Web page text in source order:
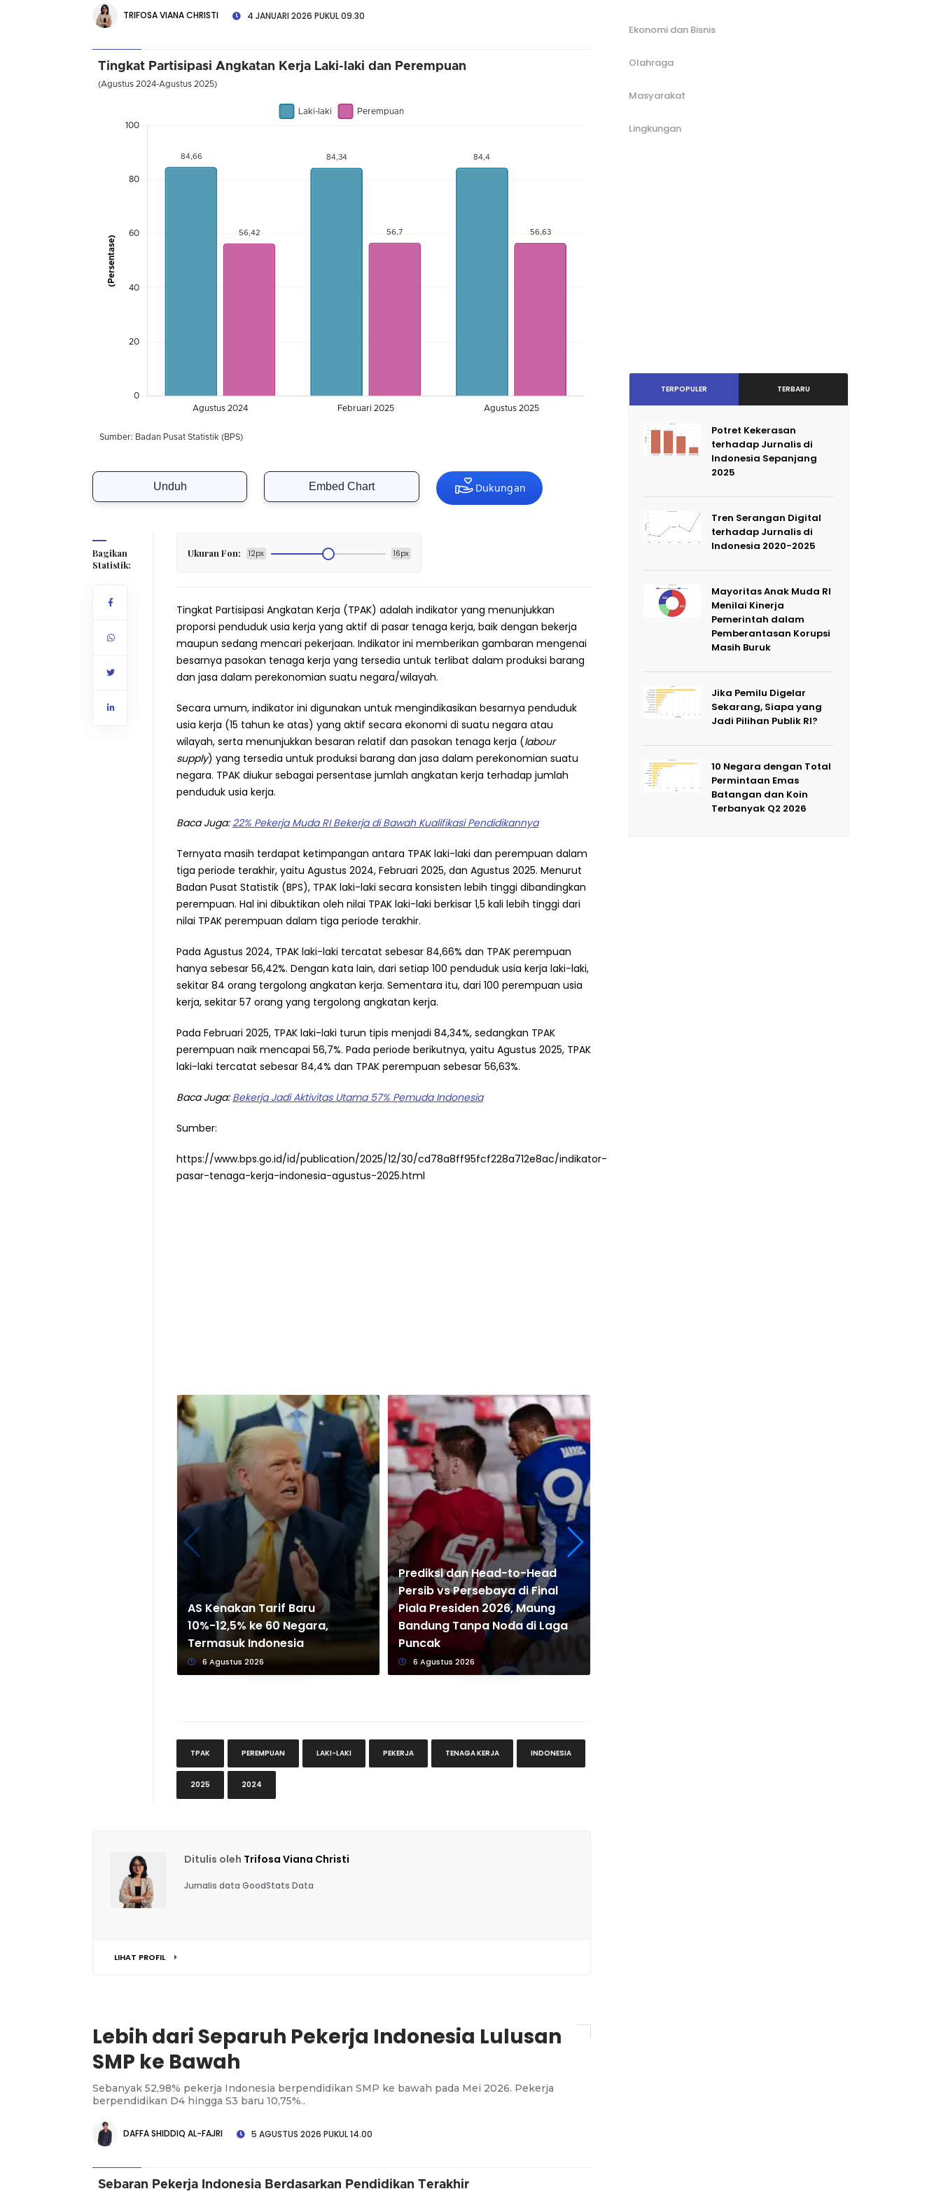
TRIFOSA VIANA CHRISTI 4 JANUARI 2026 PUKUL 09.30
Tingkat Partisipasi Angkatan Kerja Laki-laki dan Perempuan
(Agustus 2024-Agustus 2025)
Unduh Embed Chart
Bagikan
Statistik:
Ukuran Fon: 12px 16px
Tingkat Partisipasi Angkatan Kerja (TPAK) adalah indikator yang menunjukkan
proporsi penduduk usia kerja yang aktif di pasar tenaga kerja, baik dengan bekerja
maupun sedang mencari pekerjaan. Indikator ini memberikan gambaran mengenai
besarnya pasokan tenaga kerja yang tersedia untuk terlibat dalam produksi barang
dan jasa dalam perekonomian suatu negara/wilayah.
Secara umum, indikator ini digunakan untuk mengindikasikan besarnya penduduk
usia kerja (15 tahun ke atas) yang aktif secara ekonomi di suatu negara atau
wilayah, serta menunjukkan besaran relatif dan pasokan tenaga kerja (labour
supply) yang tersedia untuk produksi barang dan jasa dalam perekonomian suatu
negara. TPAK diukur sebagai persentase jumlah angkatan kerja terhadap jumlah
penduduk usia kerja.
Baca Juga:22% Pekerja Muda RI Bekerja di Bawah Kualifikasi Pendidikannya
Ternyata masih terdapat ketimpangan antara TPAK laki-laki dan perempuan dalam
tiga periode terakhir, yaitu Agustus 2024, Februari 2025, dan Agustus 2025. Menurut
Badan Pusat Statistik (BPS), TPAK laki-laki secara konsisten lebih tinggi dibandingkan
perempuan. Hal ini dibuktikan oleh nilai TPAK laki-laki berkisar 1,5 kali lebih tinggi dari
nilai TPAK perempuan dalam tiga periode terakhir.
Pada Agustus 2024, TPAK laki-laki tercatat sebesar 84,66% dan TPAK perempuan
hanya sebesar 56,42%. Dengan kata lain, dari setiap 100 penduduk usia kerja laki-laki,
sekitar 84 orang tergolong angkatan kerja. Sementara itu, dari 100 perempuan usia
kerja, sekitar 57 orang yang tergolong angkatan kerja.
Pada Februari 2025, TPAK laki-laki turun tipis menjadi 84,34%, sedangkan TPAK
perempuan naik mencapai 56,7%. Pada periode berikutnya, yaitu Agustus 2025, TPAK
laki-laki tercatat sebesar 84,4% dan TPAK perempuan sebesar 56,63%.
Baca Juga: Bekerja Jadi Aktivitas Utama 57% Pemuda Indonesia
Sumber:
https://www.bps.go.id/id/publication/2025/12/30/cd78a8ff95fcf228a712e8ac/indikator-
pasar-tenaga-kerja-indonesia-agustus-2025.html
AS Kenakan Tarif Baru
10%-12,5% ke 60 Negara,
Termasuk Indonesia
6 Agustus 2026
Prediksi dan Head-to-Head
Persib vs Persebaya di Final
Piala Presiden 2026, Maung
Bandung Tanpa Noda di Laga
Puncak
6 Agustus 2026
TPAK PEREMPUAN LAKI-LAKI PEKERJA TENAGA KERJA INDONESIA
2025 2024
Ditulis oleh Trifosa Viana Christi
Jurnalis data GoodStats Data
LIHAT PROFIL
Lebih dari Separuh Pekerja Indonesia Lulusan
SMP ke Bawah
Sebanyak 52,98% pekerja Indonesia berpendidikan SMP ke bawah pada Mei 2026. Pekerja
berpendidikan D4 hingga S3 baru 10,75%..
DAFFA SHIDDIQ AL-FAJRI 5 AGUSTUS 2026 PUKUL 14.00
Sebaran Pekerja Indonesia Berdasarkan Pendidikan Terakhir
Ekonomi dan Bisnis
Olahraga
Masyarakat
Lingkungan
TERPOPULER TERBARU
Potret Kekerasan
terhadap Jurnalis di
Indonesia Sepanjang
2025
Tren Serangan Digital
terhadap Jurnalis di
Indonesia 2020-2025
Mayoritas Anak Muda RI
Menilai Kinerja
Pemerintah dalam
Pemberantasan Korupsi
Masih Buruk
Jika Pemilu Digelar
Sekarang, Siapa yang
Jadi Pilihan Publik RI?
10 Negara dengan Total
Permintaan Emas
Batangan dan Koin
Terbanyak Q2 2026